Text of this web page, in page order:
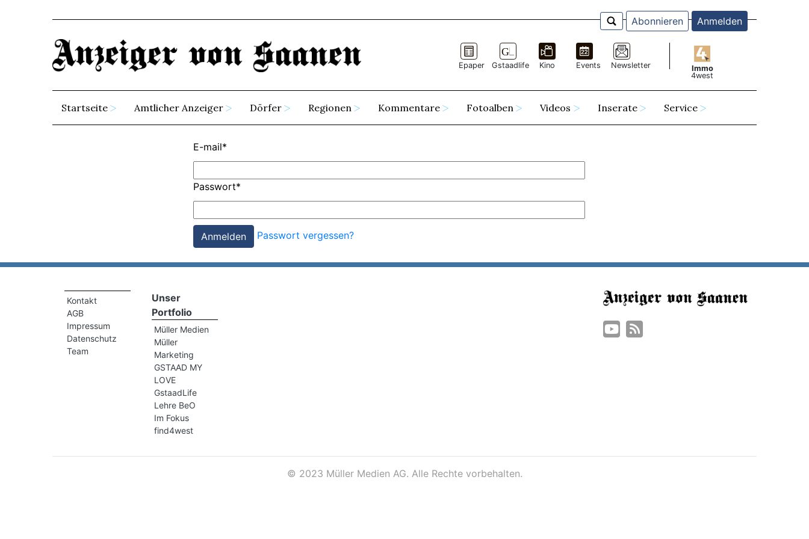
Abonnieren Anmelden
Epaper Gstaadlife Kino Events Newsletter
Immo
4west
Startseite Amtlicher Anzeiger Dörfer Regionen Kommentare Fotoalben Videos Inserate Service
E-mail*
Passwort*
Passwort vergessen?
Kontakt
AGB
Impressum
Datenschutz
Team
Unser
Portfolio
Müller Medien
Müller
Marketing
GSTAAD MY
LOVE
GstaadLife
Lehre BeO
Im Fokus
find4west
© 2023 Müller Medien AG. Alle Rechte vorbehalten.